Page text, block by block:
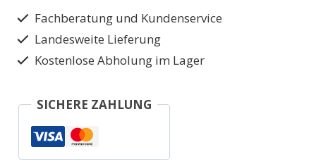
und
Aluminiumdach
314/5
Menge
Fachberatung und Kundenservice
Landesweite Lieferung
Kostenlose Abholung im Lager
SICHERE ZAHLUNG